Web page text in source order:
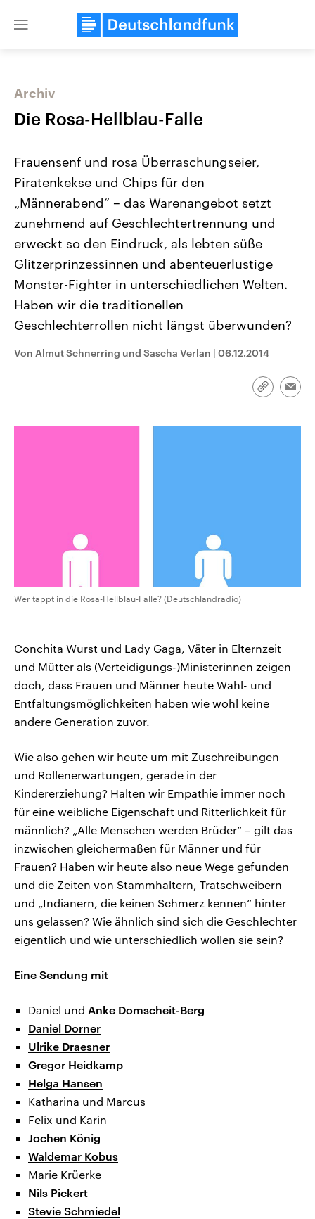
Close
Landtagswahl Sachsen-Anhalt
2026
Alle Informationen
Sachsen-Anhalt wählt am 6.
September 2026 einen neuen
Landtag. Seit 2021 wird das
Bundesland von einer Koalition aus
CDU, SPD und FDP regiert.-
Wahlprogramme, aktuelle Berichte
und Hintergründe zu den Parteien
USA
Aktuelle Beiträge,
Hintergründe
Wirtschaftlich und
gehören die Vereinigten
aktuelle Weltgeschehen.
Sendungen Programm Podcasts
Archiv
Die Rosa-Hellblau-Falle
Frauensenf und rosa Überraschungseier,
Piratenkekse und Chips für den
„Männerabend“ – das Warenangebot setzt
zunehmend auf Geschlechtertrennung und
erweckt so den Eindruck, als lebten süße
Glitzerprinzessinnen und abenteuerlustige
Monster-Fighter in unterschiedlichen Welten.
Haben wir die traditionellen
Geschlechterrollen nicht längst überwunden?
Von Almut Schnerring und Sascha Verlan | 06.12.2014
Link
Wer tappt in die Rosa-Hellblau-Falle? (Deutschlandradio)
Conchita Wurst und Lady Gaga, Väter in Elternzeit
und Mütter als (Verteidigungs-)Ministerinnen zeigen
doch, dass Frauen und Männer heute Wahl- und
Entfaltungsmöglichkeiten haben wie wohl keine
andere Generation zuvor.
Wie also gehen wir heute um mit Zuschreibungen
und Rollenerwartungen, gerade in der
Kindererziehung? Halten wir Empathie immer noch
für eine weibliche Eigenschaft und Ritterlichkeit für
männlich? „Alle Menschen werden Brüder“ – gilt das
inzwischen gleichermaßen für Männer und für
Frauen? Haben wir heute also neue Wege gefunden
und die Zeiten von Stammhaltern, Tratschweibern
und „Indianern, die keinen Schmerz kennen“ hinter
uns gelassen? Wie ähnlich sind sich die Geschlechter
eigentlich und wie unterschiedlich wollen sie sein?
Eine Sendung mit
Daniel und Anke Domscheit-Berg
Daniel Dorner
Ulrike Draesner
Gregor Heidkamp
Helga Hansen
Katharina und Marcus
Felix und Karin
Jochen König
Waldemar Kobus
Marie Krüerke
Nils Pickert
Stevie Schmiedel